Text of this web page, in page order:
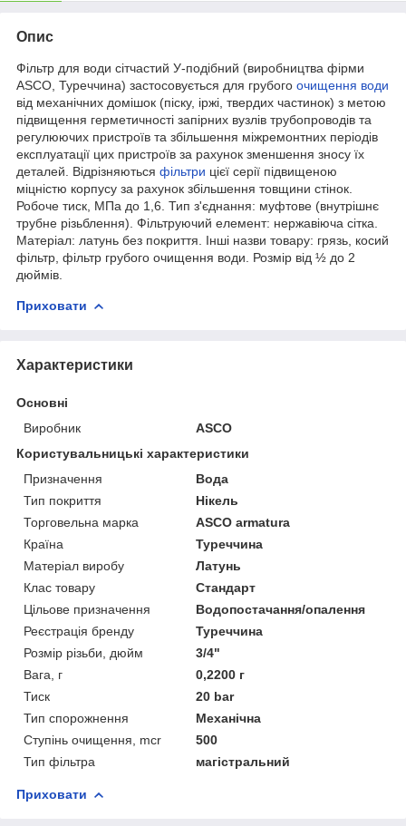
Опис
Фільтр для води сітчастий У-подібний (виробництва фірми
ASCO, Туреччина) застосовується для грубого очищення води
від механічних домішок (піску, іржі, твердих частинок) з метою
підвищення герметичності запірних вузлів трубопроводів та
регулюючих пристроїв та збільшення міжремонтних періодів
експлуатації цих пристроїв за рахунок зменшення зносу їх
деталей. Відрізняються фільтри цієї серії підвищеною
міцністю корпусу за рахунок збільшення товщини стінок.
Робоче тиск, МПа до 1,6. Тип з'єднання: муфтове (внутрішнє
трубне різьблення). Фільтруючий елемент: нержавіюча сітка.
Матеріал: латунь без покриття. Інші назви товару: грязь, косий
фільтр, фільтр грубого очищення води. Розмір від ½ до 2
дюймів.
Приховати
Характеристики
Основні
Виробник
ASCO
Користувальницькі характеристики
Призначення
Вода
Тип покриття
Нікель
Торговельна марка
ASCO armatura
Країна
Туреччина
Матеріал виробу
Латунь
Клас товару
Стандарт
Цільове призначення
Водопостачання/опалення
Реєстрація бренду
Туреччина
Розмір різьби, дюйм
3/4"
Вага, г
0,2200 г
Тиск
20 bar
Тип спорожнення
Механічна
Ступінь очищення, mcr
500
Тип фільтра
магістральний
Приховати